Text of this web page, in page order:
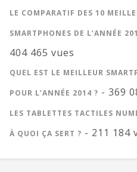
LE COMPARATIF DES 10
SMARTPHONES DE L’ANNÉE
404 465 vues
QUEL EST LE MEILLEUR
POUR L’ANNÉE 2014 ? - 369
LES TABLETTES TACTILES
À QUOI ÇA SERT ? - 211 184